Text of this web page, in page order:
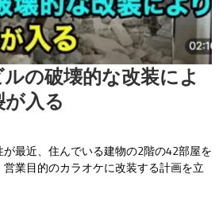
の破壊的な改装によ
入る
最近、住んでいる建物の2階の42部屋を
業目的のカラオケに改装する計画を立